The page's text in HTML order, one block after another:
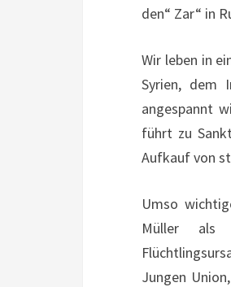
den“ Zar“ in
Wir leben in
Syrien, dem
angespannt
führt zu
Aufkauf von
Umso
Müller als
Jungen